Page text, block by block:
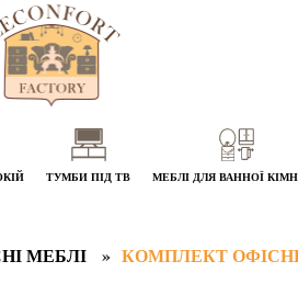
ТУМБИ ПІД ТВ МЕБЛІ ДЛЯ ВАННОЇ
МЕБЛІ КОМПЛЕКТ